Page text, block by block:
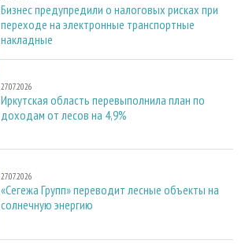
Бизнес предупредили о налоговых рисках при
переходе на электронные транспортные
накладные
27.07.2026
Иркутская область перевыполнила план по
доходам от лесов на 4,9%
27.07.2026
«Сегежа Групп» переводит лесные объекты на
солнечную энергию